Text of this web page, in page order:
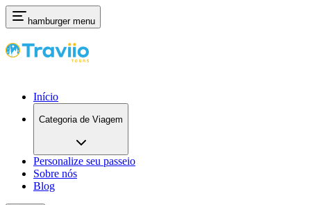
hamburger menu
Início
Categoria de Viagem
Personalize seu passeio
Sobre nós
Blog